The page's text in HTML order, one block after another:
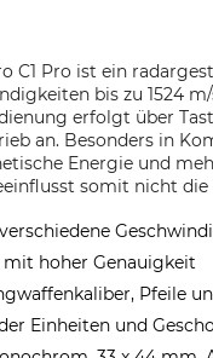
C1 Pro ist ein
bis zu 1524
erfolgt über
an. Besonders in
Energie und
somit nicht die
mit hoher Genauigkeit
Pfeile
Einheiten und